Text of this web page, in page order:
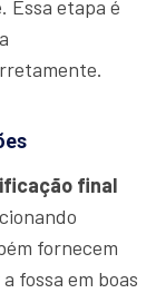
Essa etapa é
final
fornecem
fossa em boas